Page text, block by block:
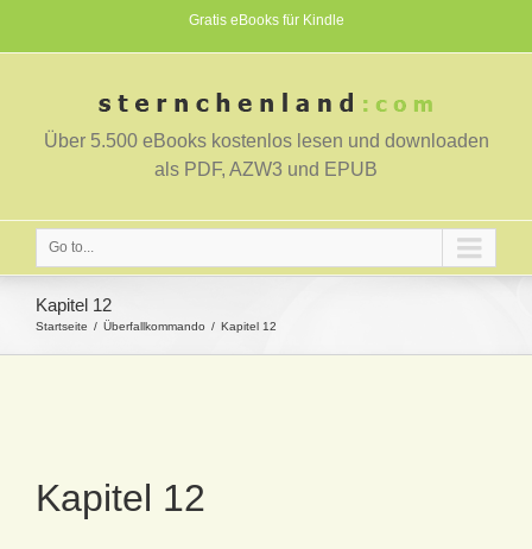
Gratis eBooks für Kindle
Über 5.500 eBooks kostenlos lesen und downloaden
als PDF, AZW3 und EPUB
Go to...
Kapitel 12
Startseite Überfallkommando Kapitel 12
Kapitel 12